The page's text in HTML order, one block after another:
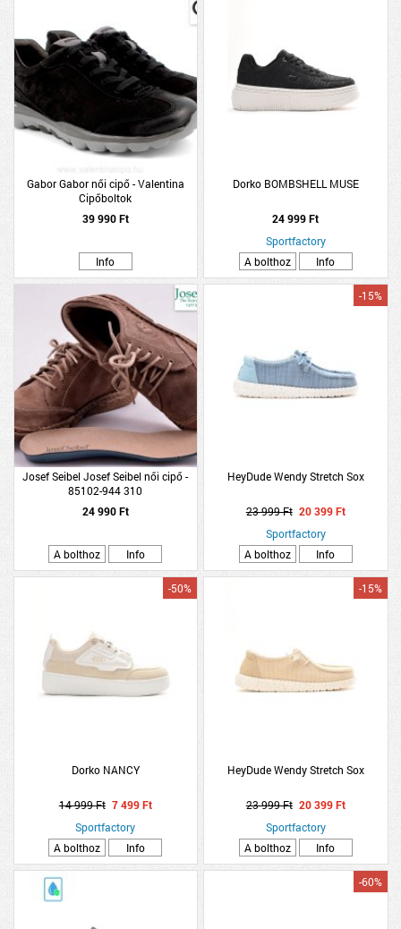
Gabor Gabor női cipő - Valentina
Cipőboltok
39 990 Ft
Info
Dorko BOMBSHELL MUSE
24 999 Ft
Sportfactory
A bolthoz
Info
Josef Seibel Josef Seibel női cipő -
85102-944 310
24 990 Ft
A bolthoz Info
HeyDude Wendy Stretch Sox
-15%
23 999 Ft 20 399 Ft
Sportfactory
A bolthoz
Info
Dorko NANCY
-50%
14 999 Ft 7 499 Ft
Sportfactory
A bolthoz
Info
HeyDude Wendy Stretch Sox
-15%
23 999 Ft 20 399 Ft
Sportfactory
A bolthoz
Info
-60%